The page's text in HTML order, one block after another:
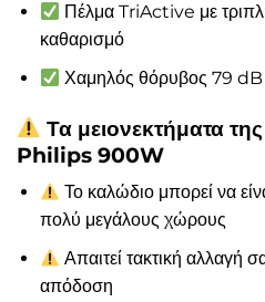
Πέλμα TriActive με
καθαρισμό
Χαμηλός θόρυβος 79 dB
Τα μειονεκτήματα
Philips 900W
Το καλώδιο μπορεί να
πολύ μεγάλους χώρους
Απαιτεί τακτική αλλαγή
απόδοση